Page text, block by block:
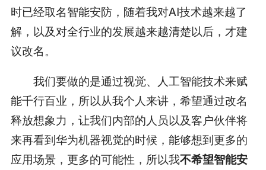
时已经取名智能安防，随着我对AI技术越来越了
解，以及对全行业的发展越来越清楚以后，才建
议改名。
我们要做的是通过视觉、人工智能技术来赋
能千行百业，所以从我个人来讲，希望通过改名
释放想象力，让我们内部的人员以及客户伙伴将
来再看到华为机器视觉的时候，能够想到更多的
应用场景，更多的可能性，所以我不希望智能安